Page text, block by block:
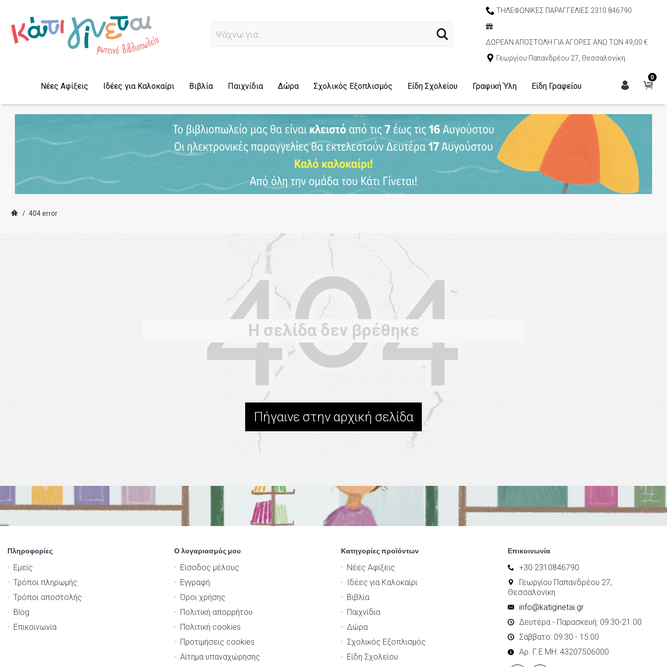
Αναζ
ΤΗΛΕΦΩΝΙΚΕΣ ΠΑΡΑΓΓΕΛΙΕΣ 2310 846790
ΔΩΡΕΑΝ ΑΠΟΣΤΟΛΗ ΓΙΑ ΑΓΟΡΕΣ ΑΝΩ ΤΩΝ 49,00 €
Γεωργίου Παπανδρέου 27, Θεσσαλονίκη
0
Νέες Αφίξεις Ιδέες για Καλοκαίρι Βιβλία Παιχνίδια Δώρα Σχολικός Εξοπλισμός Είδη Σχολείου Γραφική Ύλη Είδη Γραφείου
/ 404 error
Η σελίδα δεν βρέθηκε
Πήγαινε στην αρχική σελίδα
Πληροφορίες
Εμείς
Τρόποι πληρωμής
Τρόποι αποστολής
Blog
Επικοινωνία
Ο λογαριασμός μου
Είσοδος μέλους
Εγγραφή
Όροι χρήσης
Πολιτική απορρήτου
Πολιτική cookies
Προτιμήσεις cookies
Αίτημα υπαναχώρησης
Κατηγορίες προϊόντων
Νέες Αφίξεις
Ιδέες για Καλοκαίρι
Βιβλία
Παιχνίδια
Δώρα
Σχολικός Εξοπλισμός
Είδη Σχολείου
Επικοινωνία
+30 2310846790
Γεωργίου Παπανδρέου 27,
Θεσσαλονίκη
info@katiginetai.gr
Δευτέρα - Παρασκευή: 09:30-21.00
Σάββατο: 09:30 - 15:00
Αρ. Γ.Ε.ΜΗ: 43207506000